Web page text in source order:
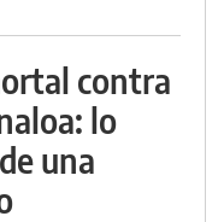
contra
lo
una